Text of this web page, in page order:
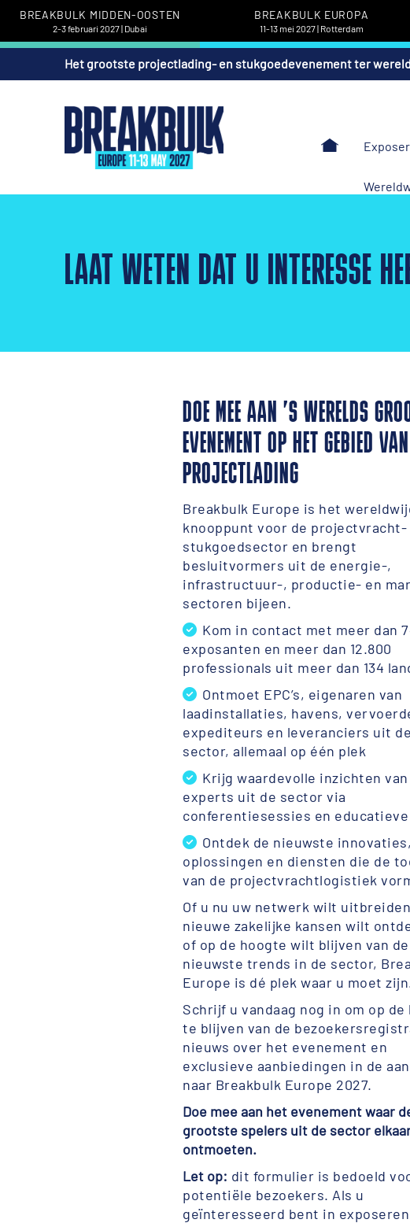
BREAKBULK MIDDEN-OOSTEN
2-3 februari 2027 | Dubai
BREAKBULK EUROPA
11-13 mei 2027 | Rotterdam
Het grootste projectlading- en stukgoedevenement ter wereld
LAAT WETEN DAT U INTERESSE
DOE MEE AAN ’S WERELDS
EVENEMENT OP HET GEBIED VAN
PROJECTLADING
Breakbulk Europe is het
knooppunt voor de projectvracht-
stukgoedsector en brengt
besluitvormers uit de energie-,
infrastructuur-, productie- en
sectoren bijeen.
Kom in contact met meer dan
exposanten en meer dan 12.800
professionals uit meer dan 134
Ontmoet EPC’s, eigenaren van
laadinstallaties, havens,
expediteurs en leveranciers uit de
sector, allemaal op één plek
Krijg waardevolle inzichten van
experts uit de sector via
conferentiesessies en
Ontdek de nieuwste innovaties,
oplossingen en diensten die de
van de projectvrachtlogistiek
Of u nu uw netwerk wilt
nieuwe zakelijke kansen wilt
of op de hoogte wilt blijven van de
nieuwste trends in de sector,
Europe is dé plek waar u moet
Schrijf u vandaag nog in om op de
te blijven van de
nieuws over het evenement en
exclusieve aanbiedingen in de
naar Breakbulk Europe 2027.
Doe mee aan het evenement waar
grootste spelers uit de sector
ontmoeten.
Let op: dit formulier is bedoeld
potentiële bezoekers. Als u
geïnteresseerd bent in